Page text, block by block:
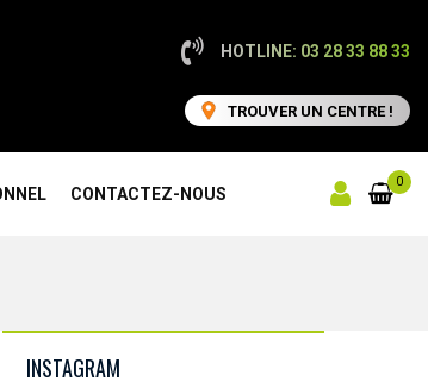
HOTLINE: 03 28 33 88 33
TROUVER UN CENTRE !
CONTACTEZ-NOUS
0
INSTAGRAM